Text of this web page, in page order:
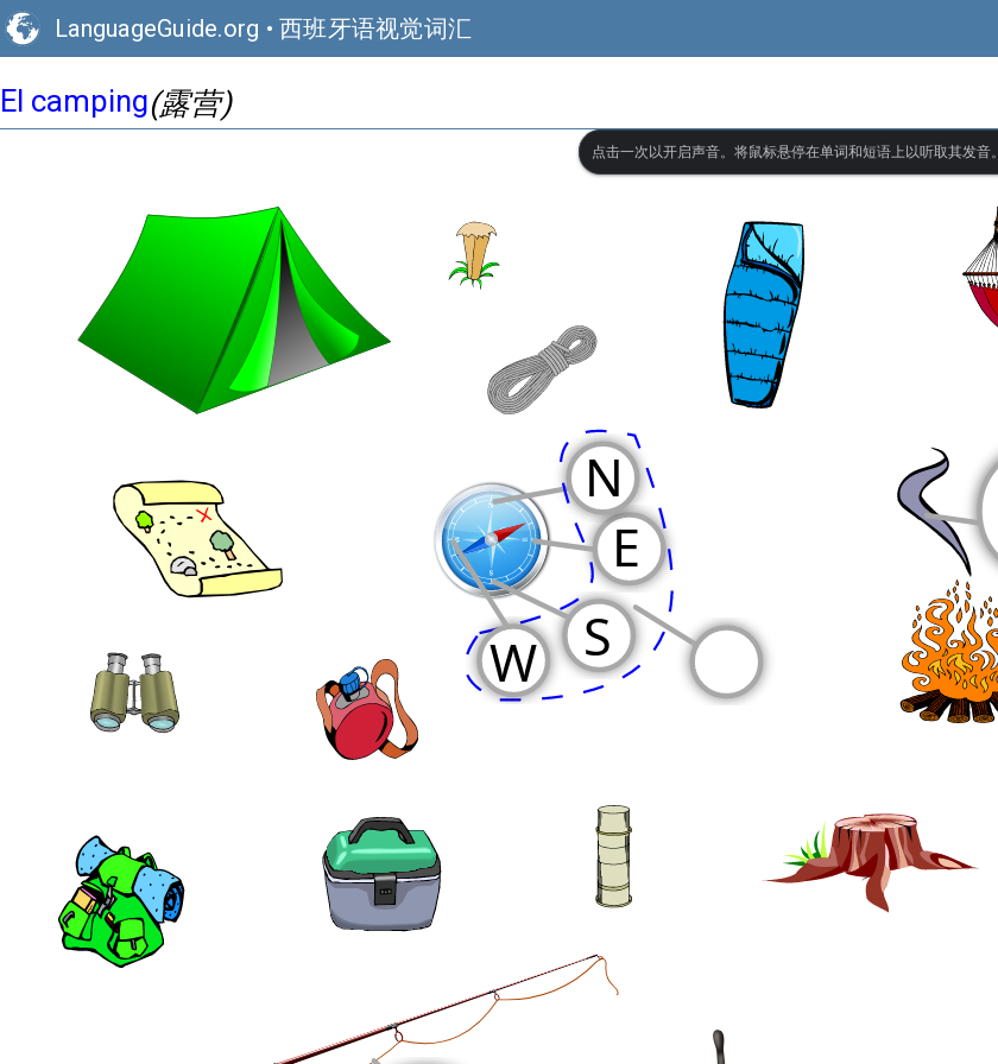
LanguageGuide.org • 西班牙语视觉词汇
El camping(露营)
点击一次以开启声音。将鼠标悬停在单词和短语上以听取其发音。